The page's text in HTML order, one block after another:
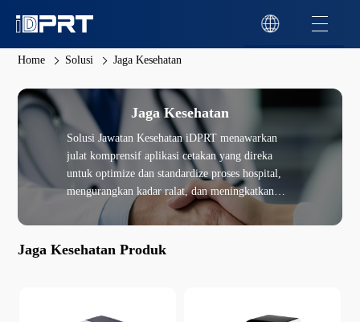
Home Solusi Jaga Kesehatan
Jaga Kesehatan
Solusi Jawatan Kesehatan iDPRT menawarkan
julat komprensif aplikasi cetakan yang direka
untuk optimize dan standardize proses hospital,
mengurangkan kadar ralat, dan meningkatkan
rawatan pesakit. Pencetak iDPRT mencetak item
penting seperti tag tabung, label farmaceutik, kod
bar pengenalan pesakit, tali tangan perubatan,
mengurangi risiko pengenalpasti salah, dan
Jaga Kesehatan Produk